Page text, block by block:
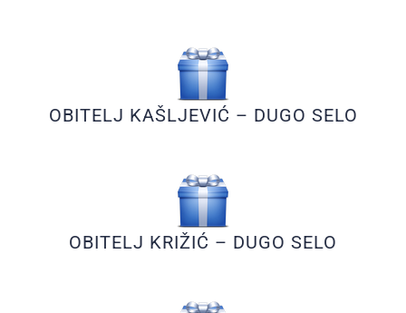
OBITELJ KAŠLJEVIĆ – DUGO SELO
OBITELJ KRIŽIĆ – DUGO SELO